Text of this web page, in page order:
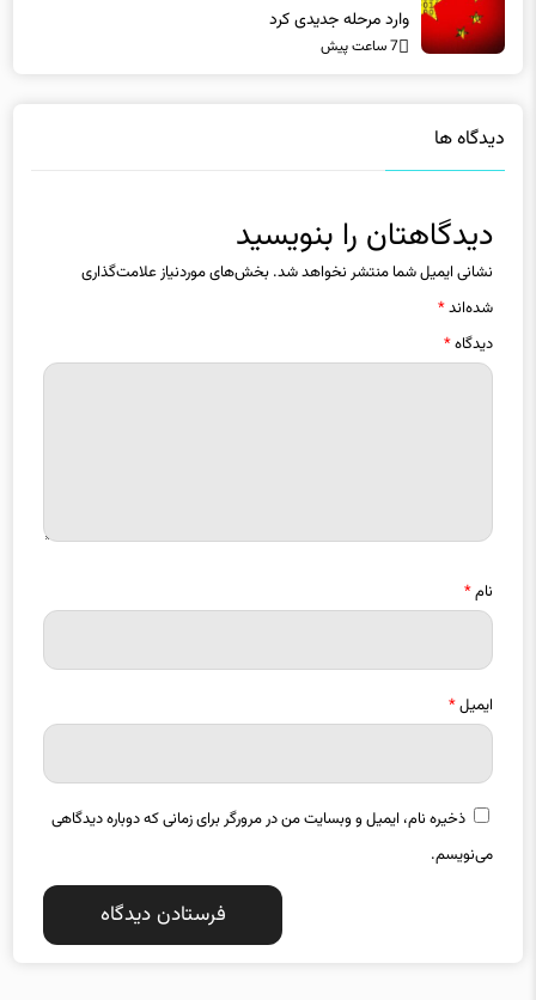
وارد مرحله جدیدی کرد
7 ساعت پیش
دیدگاه ها
دیدگاهتان را بنویسید
نشانی ایمیل شما منتشر نخواهد شد. بخش‌های موردنیاز علامت‌گذاری
شده‌اند*
دیدگاه*
نام*
ایمیل*
ذخیره نام، ایمیل و وبسایت من در مرورگر برای زمانی که دوباره دیدگاهی
می‌نویسم.